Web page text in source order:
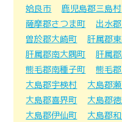
姶良市
鹿児島郡三島村
薩摩郡さつま町
出水
曽於郡大崎町
肝属郡
肝属郡南大隅町
肝属
熊毛郡南種子町
熊毛
大島郡宇検村
大島郡
大島郡喜界町
大島郡
大島郡伊仙町
大島郡